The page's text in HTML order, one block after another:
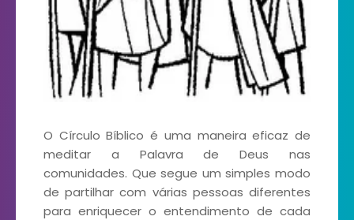
O Círculo Bíblico é uma maneira eficaz de
meditar a Palavra de Deus nas
comunidades. Que segue um simples modo
de partilhar com várias pessoas diferentes
para enriquecer o entendimento de cada